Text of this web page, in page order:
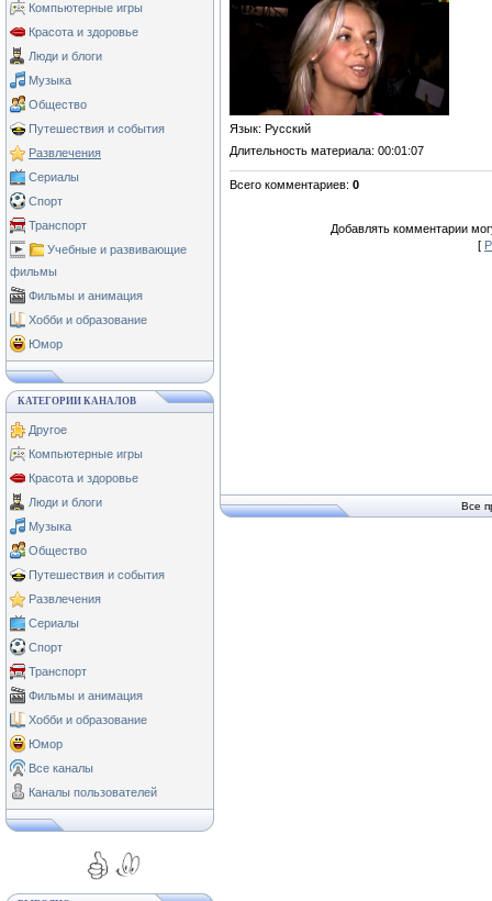
Компьютерные игры
Красота и здоровье
Люди и блоги
Музыка
Общество
Путешествия и события
Развлечения
Сериалы
Спорт
Транспорт
Учебные и развивающие
фильмы
Фильмы и анимация
Хобби и образование
Юмор
КАТЕГОРИИ КАНАЛОВ
Другое
Компьютерные игры
Красота и здоровье
Люди и блоги
Музыка
Общество
Путешествия и события
Развлечения
Сериалы
Спорт
Транспорт
Фильмы и анимация
Хобби и образование
Юмор
Все каналы
Каналы пользователей
Язык: Русский
Длительность материала: 00:01:07
Всего комментариев: 0
Добавлять комментарии
[
Все